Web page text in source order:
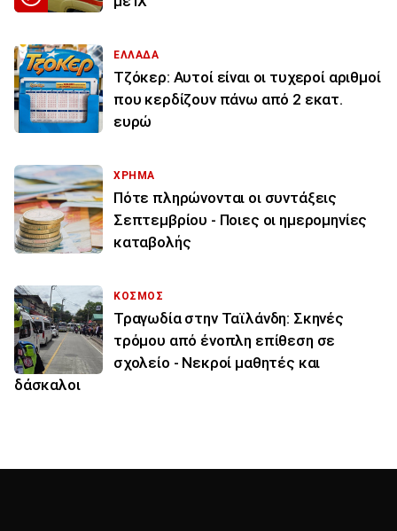
ΕΛΛΑΔΑ
Τζόκερ: Αυτοί είναι οι τυχεροί αριθμοί
που κερδίζουν πάνω από 2 εκατ.
ευρώ
ΧΡΗΜΑ
Πότε πληρώνονται οι συντάξεις
Σεπτεμβρίου - Ποιες οι ημερομηνίες
καταβολής
ΚΟΣΜΟΣ
Τραγωδία στην Ταϊλάνδη: Σκηνές
τρόμου από ένοπλη επίθεση σε
σχολείο - Νεκροί μαθητές και
δάσκαλοι